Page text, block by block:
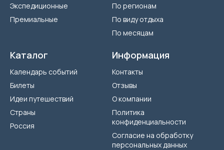
Экспедиционные
Премиальные
По регионам
По виду отдыха
По месяцам
Каталог
Календарь событий
Билеты
Идеи путешествий
Страны
Россия
Информация
Контакты
Отзывы
О компании
Политика
конфиденциальности
Согласие на обработку
персональных данных